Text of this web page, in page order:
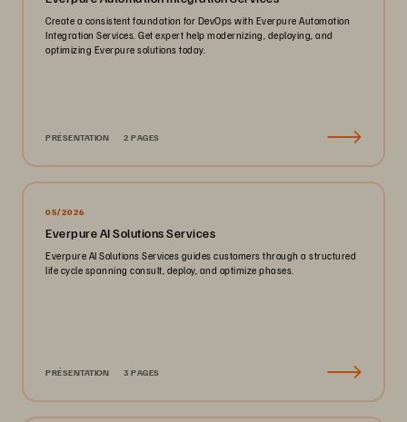
Create a consistent foundation for DevOps with Everpure Automation
Integration Services. Get expert help modernizing, deploying, and
optimizing Everpure solutions today.
PRÉSENTATION 2 PAGES
05/2026
Everpure AI Solutions Services
Everpure AI Solutions Services guides customers through a structured
life cycle spanning consult, deploy, and optimize phases.
PRÉSENTATION 3 PAGES